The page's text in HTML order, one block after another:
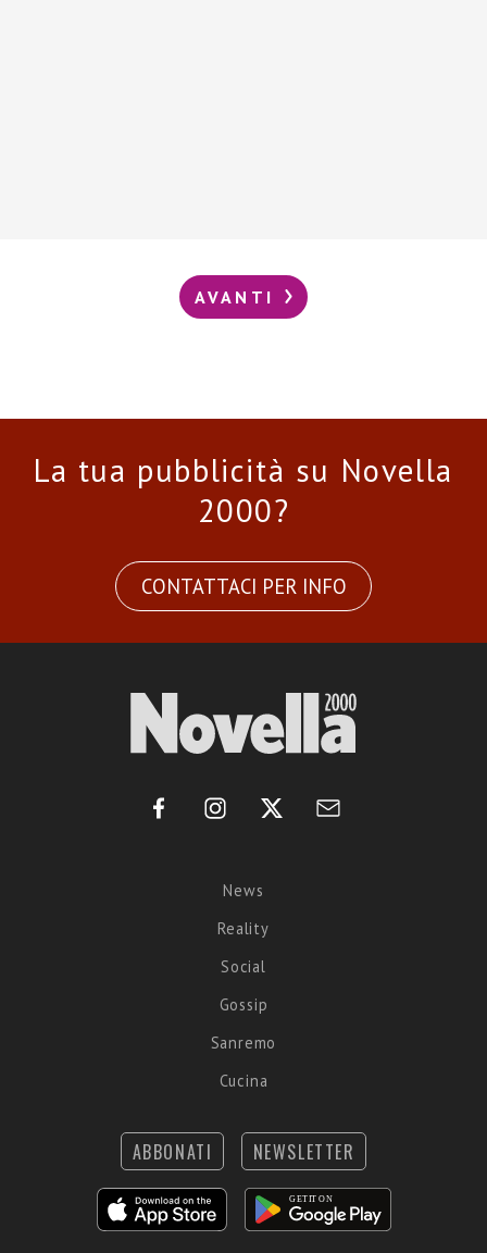
AVANTI
La tua pubblicità su Novella
2000?
CONTATTACI PER INFO
News
Reality
Social
Gossip
Sanremo
Cucina
ABBONATI NEWSLETTER